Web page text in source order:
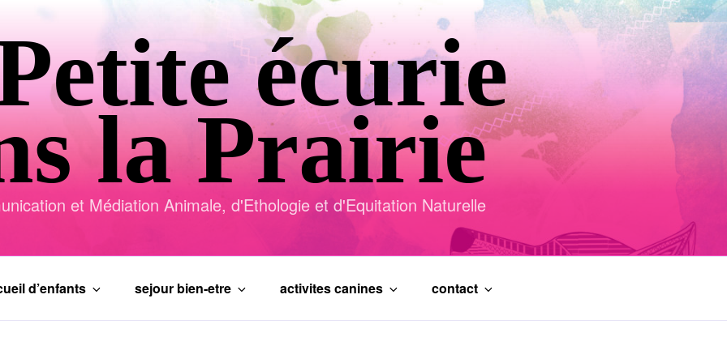
écurie
la Prairie
et Médiation Animale, d'Ethologie et d'Equitation Naturelle
d’enfants sejour bien-etre activites canines contact